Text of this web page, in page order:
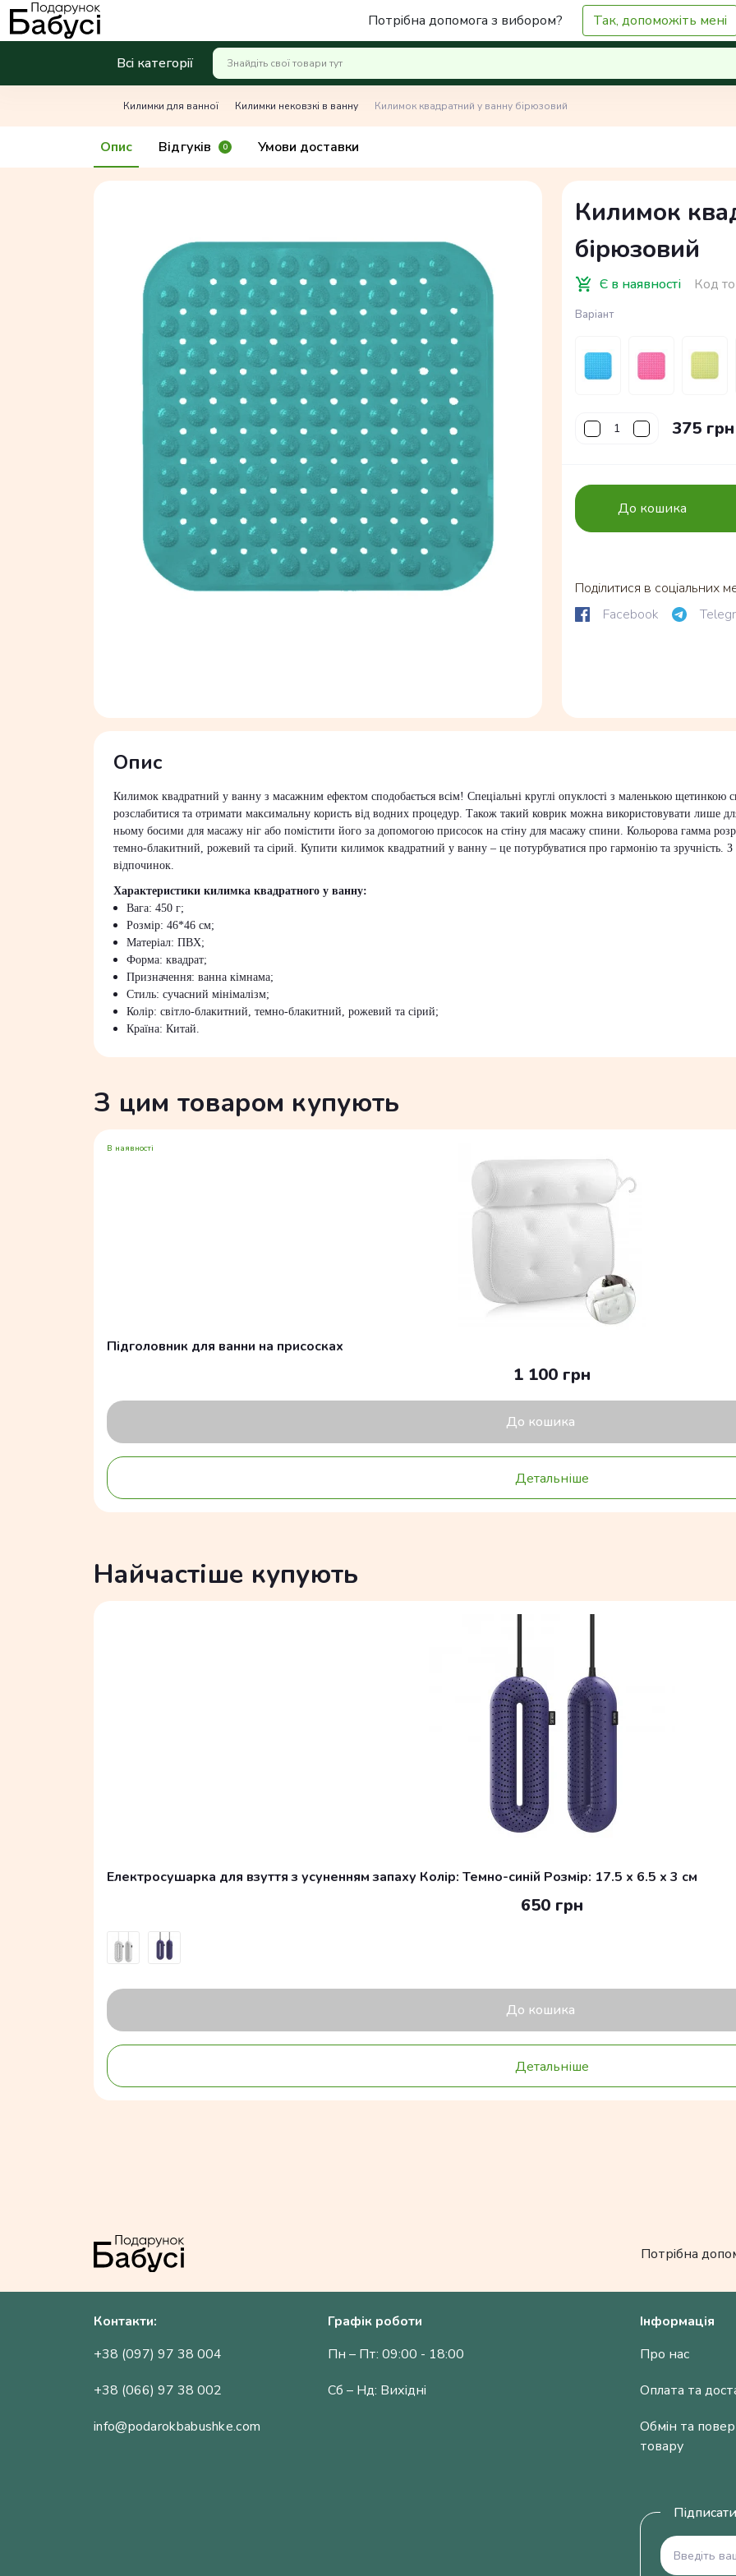
Потрібна допомога з вибором? Так, допоможіть мені
Всі категорії
Килимки для ванної Килимки нековзкі в ванну Килимок квадратний у ванну бірюзовий
Опис Відгуків 0 Умови доставки
Килимок
бірюзовий
Є в наявності Код
Варіант
375 грн
До кошика
Поділитися в соціальних
Facebook
Опис
Килимок квадратний у ванну з масажним ефектом сподобається всім! Спеціальні круглі опуклості з маленькою щетинкою
розслабитися та отримати максимальну користь від водних процедур. Також такий коврик можна використовувати лише
ньому босими для масажу ніг або помістити його за допомогою присосок на стіну для масажу спини. Кольорова гамма
темно-блакитний, рожевий та сірий. Купити килимок квадратний у ванну – це потурбуватися про гармонію та зручність.
відпочинок.
Характеристики килимка квадратного у ванну:
Вага: 450 г;
Розмір: 46*46 см;
Матеріал: ПВХ;
Форма: квадрат;
Призначення: ванна кімнама;
Стиль: сучасний мінімалізм;
Колір: світло-блакитний, темно-блакитний, рожевий та сірий;
Країна: Китай.
З цим товаром купують
В наявності
Підголовник для ванни на присосках
1 100 грн
До кошика
Детальніше
Найчастіше купують
Електросушарка для взуття з усуненням запаху Колір: Темно-синій Розмір: 17.5 x 6.5 x 3 см
650 грн
До кошика
Детальніше
Потрібна
Контакти:
+38 (097) 97 38 004
+38 (066) 97 38 002
info@podarokbabushke.com
Графік роботи
Пн – Пт: 09:00 - 18:00
Сб – Нд: Вихідні
Інформація
Про нас
Оплата та
Обмін та
товару